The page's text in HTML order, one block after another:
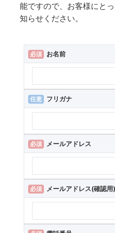
能ですので、お客様にと
知らせください。
必須 お名前
任意 フリガナ
必須 メールアドレス
必須 メールアドレス(確認用)